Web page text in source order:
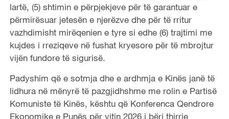
lartë, (5) shtimin e përpjekjeve për të garantuar e
përmirësuar jetesën e njerëzve dhe për të rritur
vazhdimisht mirëqenien e tyre si edhe (6) trajtimi me
kujdes i rreziqeve në fushat kryesore për të mbrojtur
vijën fundore të sigurisë.
Padyshim që e sotmja dhe e ardhmja e Kinës janë të
lidhura në mënyrë të pazgjidhshme me rolin e Partisë
Komuniste të Kinës, kështu që Konferenca Qendrore
Ekonomike e Punës për vitin 2026 i bëri thirrje